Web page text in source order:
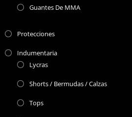
Guantes De MMA
Protecciones
Indumentaria
Lycras
Shorts / Bermudas / Calzas
Tops